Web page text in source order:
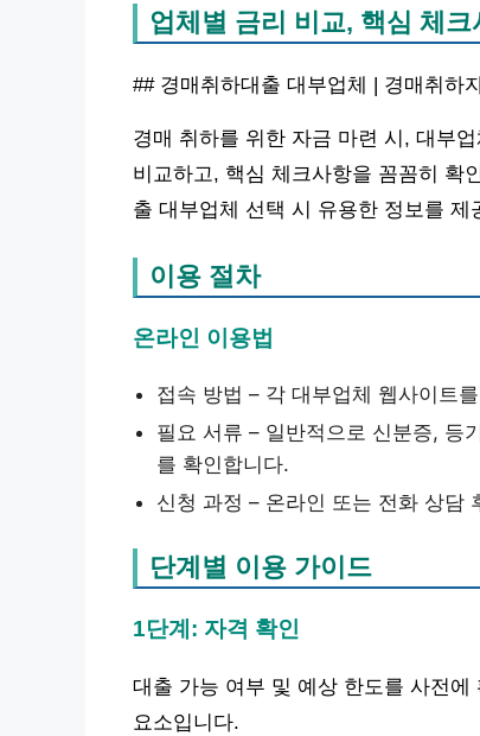
업체별 금리 비교, 핵심 체크
## 경매취하대출 대부업체 | 경매취하
경매 취하를 위한 자금 마련 시, 대부
비교하고, 핵심 체크사항을 꼼꼼히 확
출 대부업체 선택 시 유용한 정보를 제
이용 절차
온라인 이용법
접속 방법 – 각 대부업체 웹사이트
필요 서류 – 일반적으로 신분증, 등
를 확인합니다.
신청 과정 – 온라인 또는 전화 상담
단계별 이용 가이드
1단계: 자격 확인
대출 가능 여부 및 예상 한도를 사전
요소입니다.